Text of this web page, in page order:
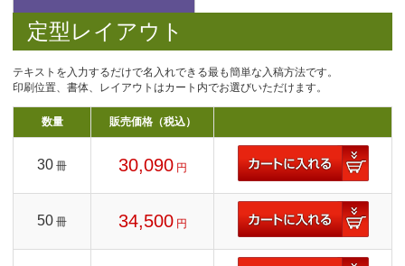
定型レイアウト
テキストを入力するだけで名入れできる最も簡単な入稿方法です。
印刷位置、書体、レイアウトはカート内でお選びいただけます。
数量 販売価格（税込）
30 冊 30,090 円
50 冊 34,500 円